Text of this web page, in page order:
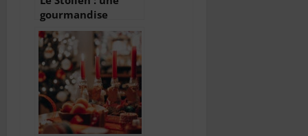
gourmandise
traditionnelle de
Noël